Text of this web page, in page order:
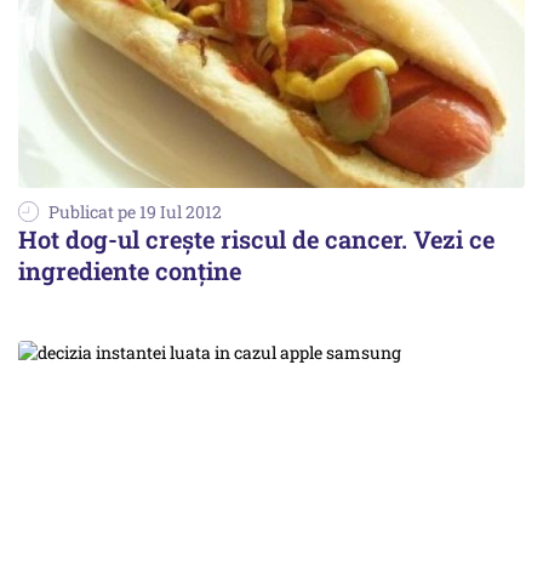
Publicat pe 19 Iul 2012
Hot dog-ul crește riscul de cancer. Vezi ce
ingrediente conține